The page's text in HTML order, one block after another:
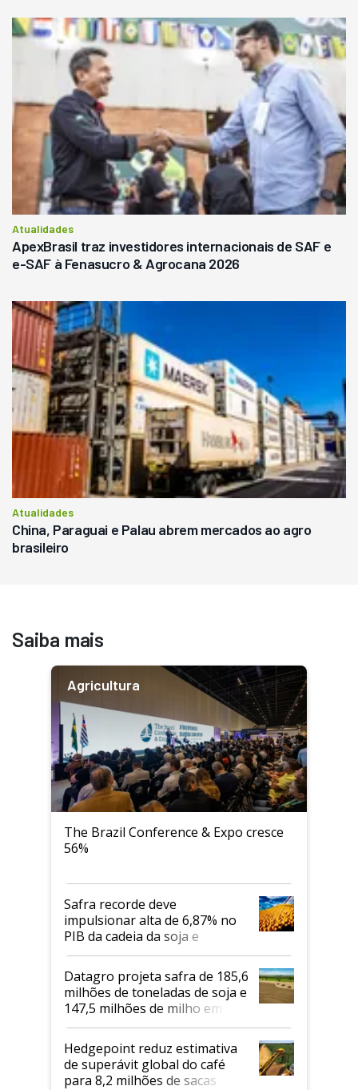
Atualidades
ApexBrasil traz investidores internacionais de SAF e
e-SAF à Fenasucro & Agrocana 2026
Atualidades
China, Paraguai e Palau abrem mercados ao agro
brasileiro
Saiba mais
Agricultura
The Brazil Conference & Expo cresce
56%
Safra recorde deve
impulsionar alta de 6,87% no
PIB da cadeia da soja e
biodiesel em 2026
Datagro projeta safra de 185,6
milhões de toneladas de soja e
147,5 milhões de milho em
2026/27
Hedgepoint reduz estimativa
de superávit global do café
para 8,2 milhões de sacas